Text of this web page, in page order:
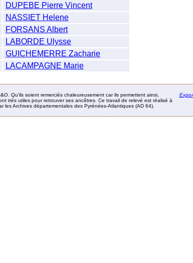
DUPEBE Pierre Vincent
NASSIET Helene
FORSANS Albert
LABORDE Ulysse
GUICHEMERRE Zacharie
LACAMPAGNE Marie
Qu’ils soient remerciés chaleureusement car ils permettent ainsi,
très utiles pour retrouver ses ancêtres. Ce travail de relevé est réalisé à
les Archives départementales des Pyrénées-Atlantiques (AD 64).